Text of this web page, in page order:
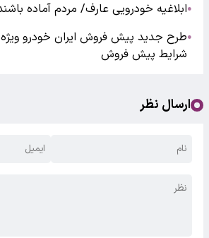
●ابلاغیه خودرویی عارف/ مردم آماده
●طرح جدید پیش فروش ایران خودرو
شرایط پیش فروش
ارسال نظر